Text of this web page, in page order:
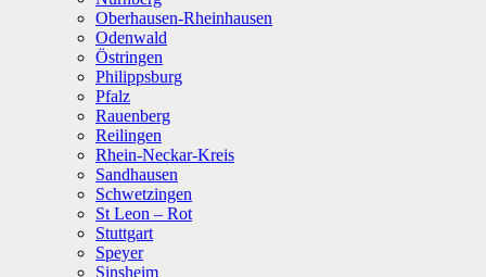
Oberhausen-Rheinhausen
Odenwald
Östringen
Philippsburg
Pfalz
Rauenberg
Reilingen
Rhein-Neckar-Kreis
Sandhausen
Schwetzingen
St Leon – Rot
Stuttgart
Speyer
Sinsheim